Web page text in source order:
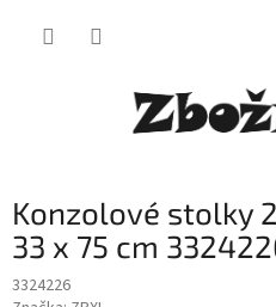
Konzolové stolky
33 x 75 cm
3324226